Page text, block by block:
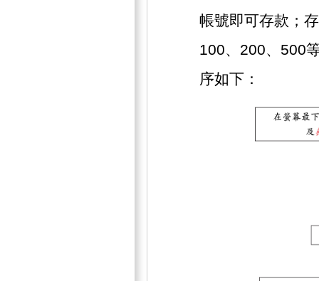
帳號即可存款；
100、200、500
序如下：